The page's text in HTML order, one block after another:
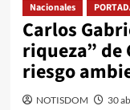
Nacionales
Carlos
riqueza” de
riesgo
NOTISDOM 30